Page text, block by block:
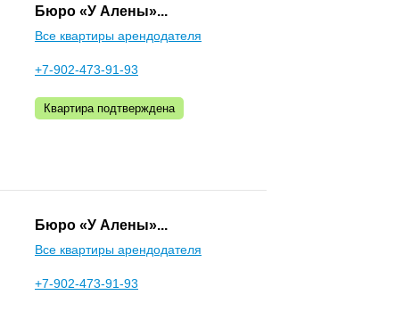
Бюро «У Алены»...
Все квартиры арендодателя
+7-902-473-91-93
Квартира подтверждена
Бюро «У Алены»...
Все квартиры арендодателя
+7-902-473-91-93